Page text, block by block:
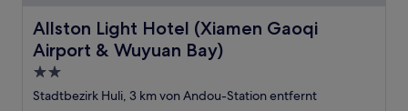
Allston Light Hotel (Xiamen Gaoqi
Airport & Wuyuan Bay)
Allston Light Hotel (Xiamen Gaoqi Airport & Wuyuan
2.0-
Sterne-
Stadtbezirk Huli, 3 km von Andou-Station entfernt